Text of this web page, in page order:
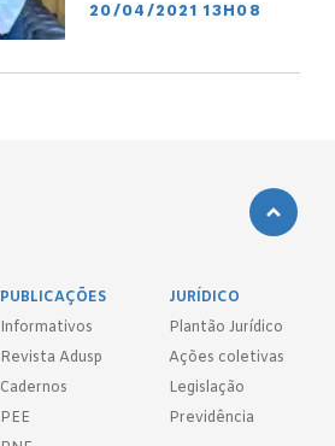
20/04/2021 13H08
PUBLICAÇÕES
Informativos
Revista Adusp
Cadernos
PEE
JURÍDICO
Plantão Jurídico
Ações coletivas
Legislação
Previdência